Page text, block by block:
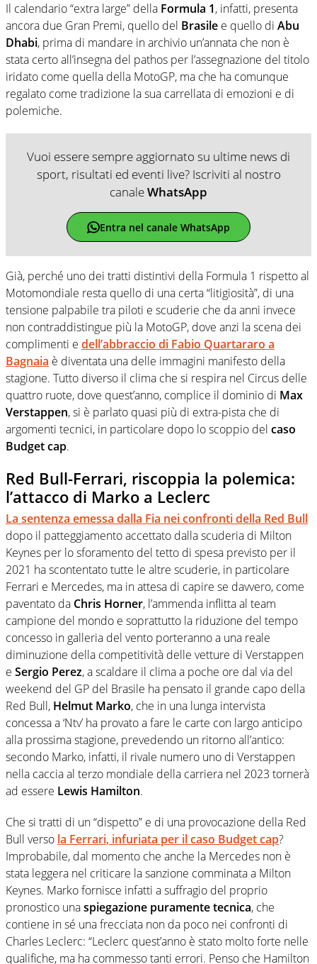
Il calendario “extra large” della Formula 1, infatti, presenta
ancora due Gran Premi, quello del Brasile e quello di Abu
Dhabi, prima di mandare in archivio un’annata che non è
stata certo all’insegna del pathos per l’assegnazione del titolo
iridato come quella della MotoGP, ma che ha comunque
regalato come tradizione la sua carrellata di emozioni e di
polemiche.
Vuoi essere sempre aggiornato su ultime news di
sport, risultati ed eventi live? Iscriviti al nostro
canaleWhatsApp
Entra nel canale WhatsApp
Già, perché uno dei tratti distintivi della Formula 1 rispetto al
Motomondiale resta quello di una certa “litigiosità”, di una
tensione palpabile tra piloti e scuderie che da anni invece
non contraddistingue più la MotoGP, dove anzi la scena dei
complimenti e dell’abbraccio di Fabio Quartararo a
Bagnaia è diventata una delle immagini manifesto della
stagione. Tutto diverso il clima che si respira nel Circus delle
quattro ruote, dove quest’anno, complice il dominio di Max
Verstappen, si è parlato quasi più di extra-pista che di
argomenti tecnici, in particolare dopo lo scoppio del caso
Budget cap.
Red Bull-Ferrari, riscoppia la polemica:
l’attacco di Marko a Leclerc
La sentenza emessa dalla Fia nei confronti della Red Bull
dopo il patteggiamento accettato dalla scuderia di Milton
Keynes per lo sforamento del tetto di spesa previsto per il
2021 ha scontentato tutte le altre scuderie, in particolare
Ferrari e Mercedes, ma in attesa di capire se davvero, come
paventato da Chris Horner, l’ammenda inflitta al team
campione del mondo e soprattutto la riduzione del tempo
concesso in galleria del vento porteranno a una reale
diminuzione della competitività delle vetture di Verstappen
e Sergio Perez, a scaldare il clima a poche ore dal via del
weekend del GP del Brasile ha pensato il grande capo della
Red Bull, Helmut Marko, che in una lunga intervista
concessa a ‘Ntv’ ha provato a fare le carte con largo anticipo
alla prossima stagione, prevedendo un ritorno all’antico:
secondo Marko, infatti, il rivale numero uno di Verstappen
nella caccia al terzo mondiale della carriera nel 2023 tornerà
ad essere Lewis Hamilton.
Che si tratti di un “dispetto” e di una provocazione della Red
Bull verso la Ferrari, infuriata per il caso Budget cap?
Improbabile, dal momento che anche la Mercedes non è
stata leggera nel criticare la sanzione comminata a Milton
Keynes. Marko fornisce infatti a suffragio del proprio
pronostico unaspiegazione puramente tecnica, che
contiene in sé una frecciata non da poco nei confronti di
Charles Leclerc: “Leclerc quest’anno è stato molto forte nelle
qualifiche, ma ha commesso tanti errori. Penso che Hamilton